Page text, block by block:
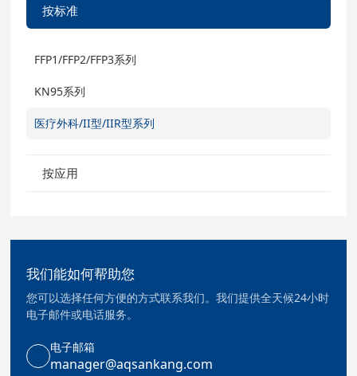
按标准
FFP1/FFP2/FFP3系列
KN95系列
医疗外科/II型/IIR型系列
按应用
我们能如何帮助您
您可以选择任何方便的方式联系我们。我们提供全天候24小时
电子邮件或电话服务。
电子邮箱
manager@aqsankang.com